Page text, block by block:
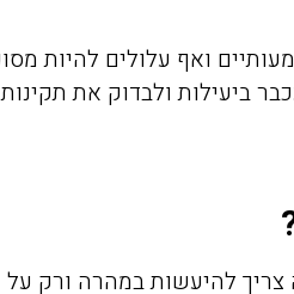
ואף עלולים להיות
ביעילות ולבדוק את תקינות
להיעשות במהרה ורק על